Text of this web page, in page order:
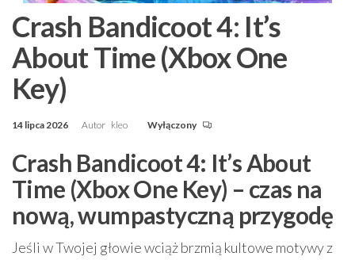
Crash Bandicoot 4: It’s
About Time (Xbox One
Key)
14 lipca 2026 Autor kleo Wyłączony
Crash Bandicoot 4: It’s About
Time (Xbox One Key) – czas na
nową, wumpastyczną przygodę
Jeśli w Twojej głowie wciąż brzmią kultowe motywy z